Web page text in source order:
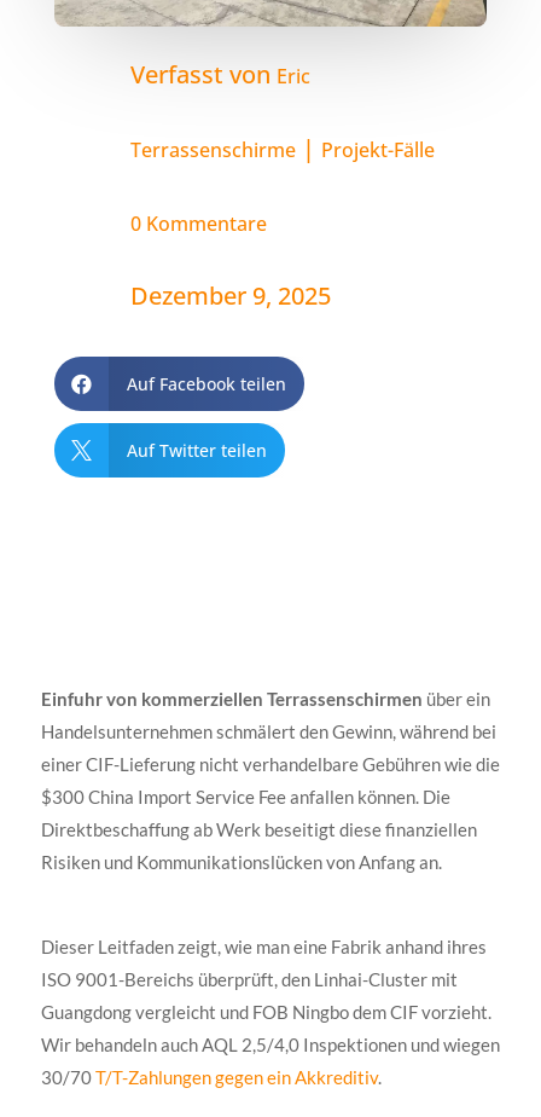
Verfasst von Eric
Terrassenschirme| Projekt-Fälle
0 Kommentare
Dezember 9, 2025
 Auf Facebook teilen
 Auf Twitter teilen
Einfuhr von kommerziellen Terrassenschirmen über ein
Handelsunternehmen schmälert den Gewinn, während bei
einer CIF-Lieferung nicht verhandelbare Gebühren wie die
$300 China Import Service Fee anfallen können. Die
Direktbeschaffung ab Werk beseitigt diese finanziellen
Risiken und Kommunikationslücken von Anfang an.
Dieser Leitfaden zeigt, wie man eine Fabrik anhand ihres
ISO 9001-Bereichs überprüft, den Linhai-Cluster mit
Guangdong vergleicht und FOB Ningbo dem CIF vorzieht.
Wir behandeln auch AQL 2,5/4,0 Inspektionen und wiegen
30/70T/T-Zahlungen gegen ein Akkreditiv.